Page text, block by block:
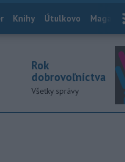
Knihy Útulkovo Magazín
Rok
dobrovoľníctva
Všetky správy